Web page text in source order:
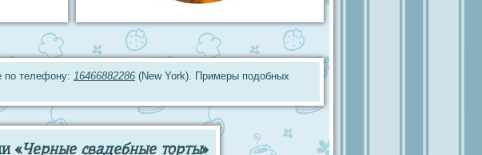
по телефону: 16466882286 (New York). Примеры подобных
«Черные свадебные торты»